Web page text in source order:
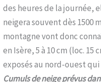
des heures de la journée,
neigera souvent dès 1500
montagne vont donc
en Isère, 5 à 10 cm (loc. 15
exposés au nord-ouest
Cumuls de neige prévus